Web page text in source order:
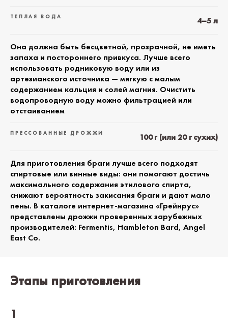
ТЕПЛАЯ ВОДА 4–5 л
Она должна быть бесцветной, прозрачной, не иметь
запаха и постороннего привкуса. Лучше всего
использовать родниковую воду или из
артезианского источника — мягкую с малым
содержанием кальция и солей магния. Очистить
водопроводную воду можно фильтрацией или
отстаиванием
ПРЕССОВАННЫЕ ДРОЖЖИ 100 г (или 20 г сухих)
Для приготовления браги лучше всего подходят
спиртовые или винные виды: они помогают достичь
максимального содержания этилового спирта,
снижают вероятность закисания браги и дают мало
пены. В каталоге интернет-магазина «Грейнрус»
представлены дрожжи проверенных зарубежных
производителей: Fermentis, Hambleton Bard, Angel
East Co.
Этапы приготовления
1